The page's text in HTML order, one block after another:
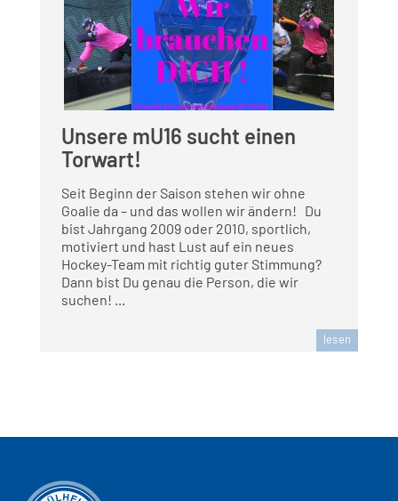
Unsere mU16 sucht einen
Torwart!
Seit Beginn der Saison stehen wir ohne
Goalie da – und das wollen wir ändern! Du
bist Jahrgang 2009 oder 2010, sportlich,
motiviert und hast Lust auf ein neues
Hockey-Team mit richtig guter Stimmung?
Dann bist Du genau die Person, die wir
suchen! ...
lesen